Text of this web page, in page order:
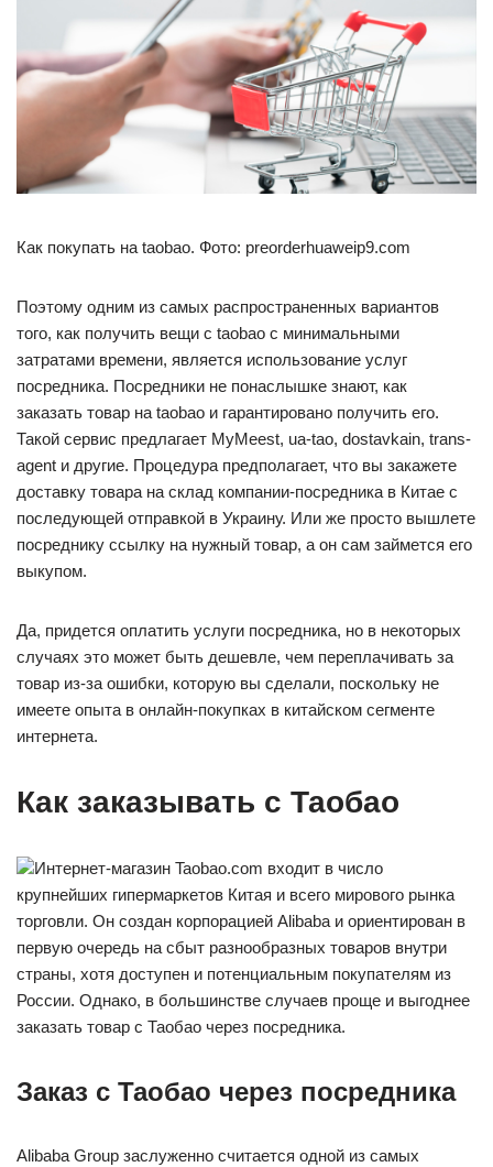
Как покупать на taobao. Фото: preorderhuaweip9.com
Поэтому одним из самых распространенных вариантов
того, как получить вещи с taobao с минимальными
затратами времени, является использование услуг
посредника. Посредники не понаслышке знают, как
заказать товар на taobao и гарантировано получить его.
Такой сервис предлагает MyMeest, ua-tao, dostavkain, trans-
agent и другие. Процедура предполагает, что вы закажете
доставку товара на склад компании-посредника в Китае с
последующей отправкой в Украину. Или же просто вышлете
посреднику ссылку на нужный товар, а он сам займется его
выкупом.
Да, придется оплатить услуги посредника, но в некоторых
случаях это может быть дешевле, чем переплачивать за
товар из-за ошибки, которую вы сделали, поскольку не
имеете опыта в онлайн-покупках в китайском сегменте
интернета.
Как заказывать с Таобао
Интернет-магазин Taobao.com входит в число
крупнейших гипермаркетов Китая и всего мирового рынка
торговли. Он создан корпорацией Alibaba и ориентирован в
первую очередь на сбыт разнообразных товаров внутри
страны, хотя доступен и потенциальным покупателям из
России. Однако, в большинстве случаев проще и выгоднее
заказать товар с Таобао через посредника.
Заказ с Таобао через посредника
Alibaba Group заслуженно считается одной из самых